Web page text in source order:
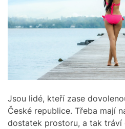
Jsou lidé, kteří zase
České republice. Třeba mají
dostatek prostoru, a tak tráví